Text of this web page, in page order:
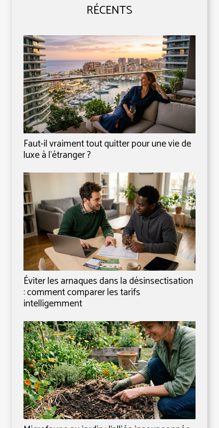
RÉCENTS
Faut-il vraiment tout quitter pour une vie de
luxe à l’étranger ?
Éviter les arnaques dans la désinsectisation
: comment comparer les tarifs
intelligemment